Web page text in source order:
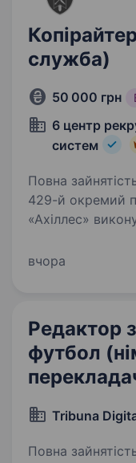
служба)
50 000 грн
6 центр
систем
Повна
429-й окремий
«Ахіллес»
Підрозділ
вчора
Редактор
футбол
Tribuna
Повна